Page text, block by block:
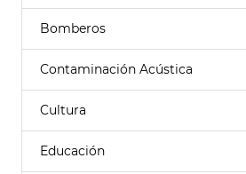
Bomberos
Contaminación Acústica
Cultura
Educación